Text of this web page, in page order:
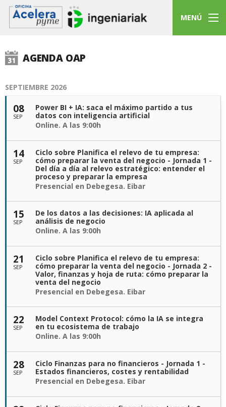
MENÚ
AGENDA OAP
SEPTIEMBRE 2026
08
SEP
Power BI + IA: saca el máximo partido a tus
datos con inteligencia artificial
Online. A las 9:00h
14
SEP
Ciclo sobre Planifica el relevo de tu empresa:
cómo preparar la venta del negocio - Jornada 1 -
Del día a día al relevo estratégico: entender el
proceso y preparar la empresa
Presencial en Debegesa. Eibar
15
SEP
De los datos a las decisiones: IA aplicada al
análisis de negocio
Online. A las 9:00h
21
SEP
Ciclo sobre Planifica el relevo de tu empresa:
cómo preparar la venta del negocio - Jornada 2 -
Valor, finanzas y hoja de ruta: cómo preparar la
venta del negocio
Presencial en Debegesa. Eibar
22
SEP
Model Context Protocol: cómo la IA se integra
en tu ecosistema de trabajo
Online. A las 9:00h
28
SEP
Ciclo Finanzas para no financieros - Jornada 1 -
Estados financieros, costes y rentabilidad
Presencial en Debegesa. Eibar